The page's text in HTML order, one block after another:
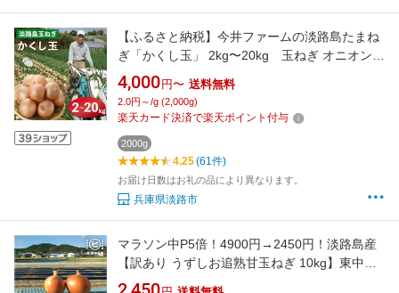
【ふるさと納税】今井ファームの淡路島たまね
ぎ「かくし玉」 2kg〜20kg 玉ねぎ オニオン
淡路島産 玉葱
4,000 円〜 送料無料
2.0円～/g (2,000g)
楽天カード決済で楽天ポイント付与
2000g
4.25(61件)
お届け日数はお礼の品により異なります。
兵庫県淡路市
マラソン中P5倍！4900円→2450円！淡路島産
【訳あり うずしお追熟甘玉ねぎ 10kg】東中青
果 うずしおファーム 玉ねぎ 新鮮 甘い 訳あり